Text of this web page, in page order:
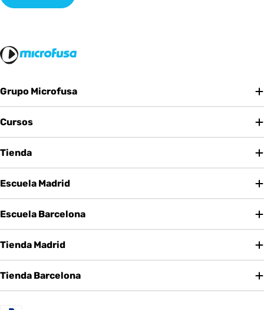
Grupo Microfusa
Cursos
Tienda
Escuela Madrid
Escuela Barcelona
Tienda Madrid
Tienda Barcelona